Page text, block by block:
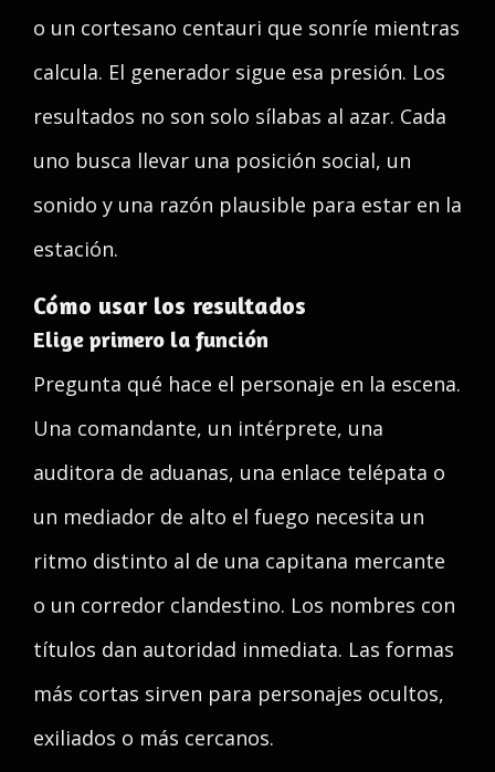
o un cortesano centauri que sonríe mientras
calcula. El generador sigue esa presión. Los
resultados no son solo sílabas al azar. Cada
uno busca llevar una posición social, un
sonido y una razón plausible para estar en la
estación.
Cómo usar los resultados
Elige primero la función
Pregunta qué hace el personaje en la escena.
Una comandante, un intérprete, una
auditora de aduanas, una enlace telépata o
un mediador de alto el fuego necesita un
ritmo distinto al de una capitana mercante
o un corredor clandestino. Los nombres con
títulos dan autoridad inmediata. Las formas
más cortas sirven para personajes ocultos,
exiliados o más cercanos.